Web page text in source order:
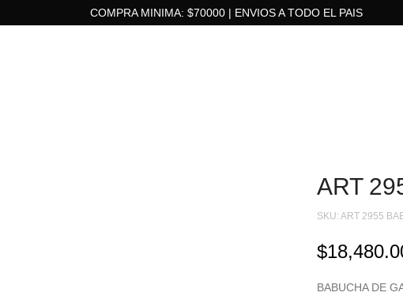
COMPRA MINIMA: $70000 | ENVIOS A TODO EL PAIS
ART
SKU: ART 2955
$
BABUCHA DE